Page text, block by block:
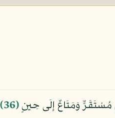
مُسْتَقَرٌّ وَمَتَاعٌ إِلَى حِينٍ ﴿36﴾